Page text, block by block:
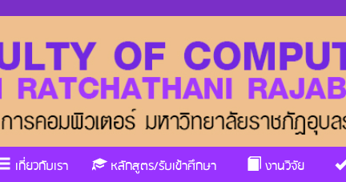
เกี่ยวกับเรา หลักสูตร/รับเข้าศึกษา งานวิจัย